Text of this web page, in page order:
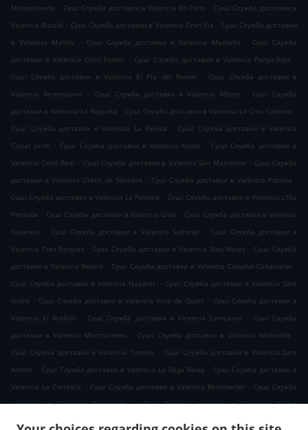
Monteolivete . Суші Служба доставки в Valencia En Corts . Суші Служба доставки в
Valencia Ruzafa . Суші Служба доставки в Valencia Gran Via . Суші Служба доставки
в Valencia Malilla
. Суші Служба доставки в Valencia Mestalla . Суші Служба
доставки в Valencia Camí Fondo
. Суші Служба доставки в Valencia Penya-Roja
.
Суші Служба доставки в Valencia El Pla del Remei
. Суші Служба доставки в
Valencia Arrancapins
. Суші Служба доставки в Valencia Albors . Суші Служба
доставки в Valencia La Roqueta . Суші Служба доставки в Valencia La Creu Coberta .
Суші Служба доставки в Valencia La Raiosa
. Суші Служба доставки в Valencia
Ciutat Jardí
. Суші Служба доставки в Valencia Ayora . Суші Служба доставки в
Valencia Camí Real . Суші Служба доставки в Valencia San Marcelino . Суші Служба
доставки в Valencia L'Hort de Senabre . Суші Служба доставки в Valencia Patraix .
Суші Служба доставки в Valencia La Petxina . Суші Служба доставки в Valencia L'Illa
Perduda . Суші Служба доставки в Valencia Grao . Суші Служба доставки в Valencia
Favareta
. Суші Служба доставки в Valencia Safranar . Суші Служба доставки в
Valencia Tres Forques . Суші Служба доставки в Valencia Nou Moles . Суші Служба
доставки в Valencia Beteró . Суші Служба доставки в Valencia Cabañal-Cañamelar .
Суші Служба доставки в Valencia Nazaret
. Суші Служба доставки в Valencia Sant
Isidre . Суші Служба доставки в Valencia Vara de Quart . Суші Служба доставки в
Valencia El Botànic
. Суші Служба доставки в Valencia Campanar . Суші Служба
доставки в Valencia Marchalenes
. Суші Служба доставки в Valencia Morvedre
.
Суші Служба доставки в Valencia Tormos . Суші Служба доставки в Valencia Sant
Antoni . Суші Служба доставки в Valencia La Bega Baixa . Суші Служба доставки в
Valencia La Carrasca . Суші Служба доставки в Valencia Benimaclet . Суші Служба
доставки в Valencia Exposición
.
Суші Служба доставки в Valencia Ciutat